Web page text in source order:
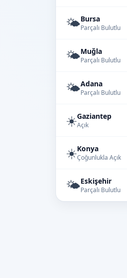
🌤️Bursa
Parçalı Bulutlu
🌤️Muğla
Parçalı Bulutlu
🌤️Adana
Parçalı Bulutlu
☀️Gaziantep
Açık
☀️Konya
Çoğunlukla Açık
🌤️Eskişehir
Parçalı Bulutlu